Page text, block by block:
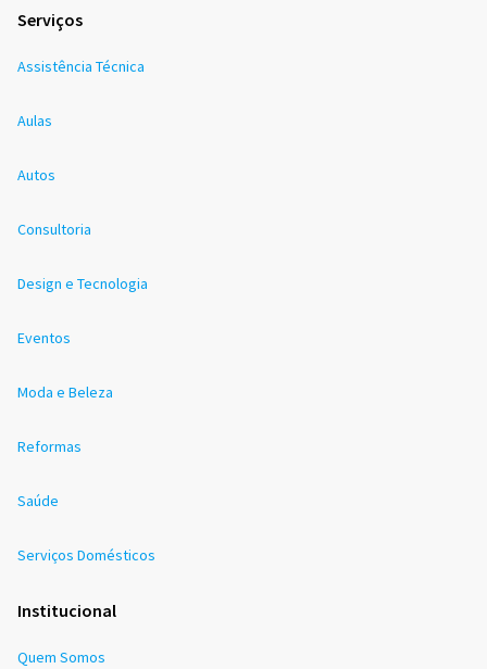
Serviços
Assistência Técnica
Aulas
Autos
Consultoria
Design e Tecnologia
Eventos
Moda e Beleza
Reformas
Saúde
Serviços Domésticos
Institucional
Quem Somos